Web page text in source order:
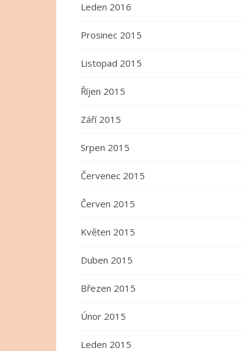
Leden 2016
Prosinec 2015
Listopad 2015
Říjen 2015
Září 2015
Srpen 2015
Červenec 2015
Červen 2015
Květen 2015
Duben 2015
Březen 2015
Únor 2015
Leden 2015